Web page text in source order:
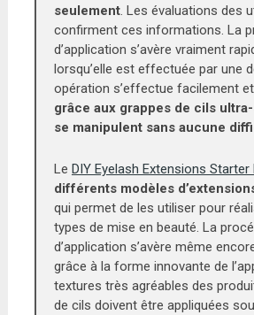
seulement. Les évaluations des
confirment ces informations. La
d’application s’avère vraiment
lorsqu’elle est effectuée par une
opération s’effectue facilement
grâce aux grappes de cils
se manipulent sans aucune
Le DIY Eyelash Extensions Starter
différents modèles
qui permet de les utiliser pour
types de mise en beauté. La
d’application s’avère même
grâce à la forme innovante de
textures très agréables des
de cils doivent être appliquées